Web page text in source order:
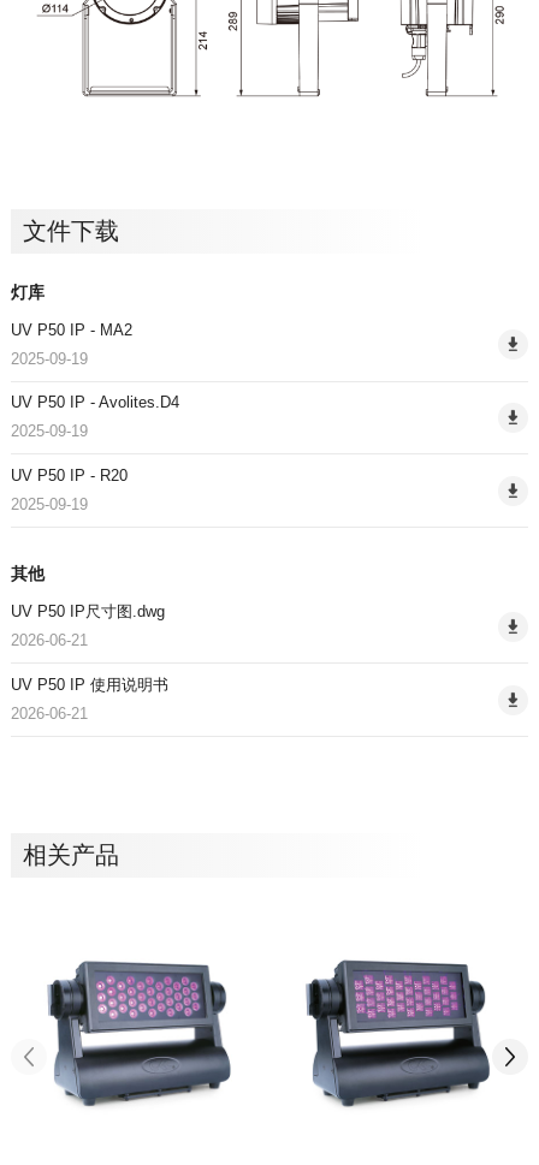
文件下载
灯库
UV P50 IP - MA2
2025-09-19
UV P50 IP - Avolites.D4
2025-09-19
UV P50 IP - R20
2025-09-19
其他
UV P50 IP尺寸图.dwg
2026-06-21
UV P50 IP 使用说明书
2026-06-21
相关产品